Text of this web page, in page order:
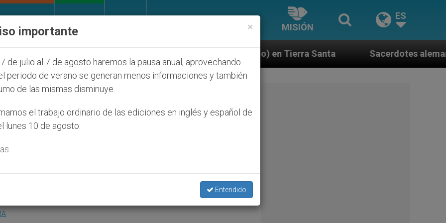
MISIÓN
ES
judíos que afecta a cristianos (y no sólo) en Tierra Santa Sacerdotes alemanes fieles al Papa
para ver la Sábana
se esperan 10 mil visitantes
×
importante
de julio al 7 de agosto haremos la pausa anual, aprovechando
periodo de verano se generan menos informaciones y también
de las mismas disminuye.
el trabajo ordinario de las ediciones en inglés y español de
lunes 10 de agosto.
Entendido